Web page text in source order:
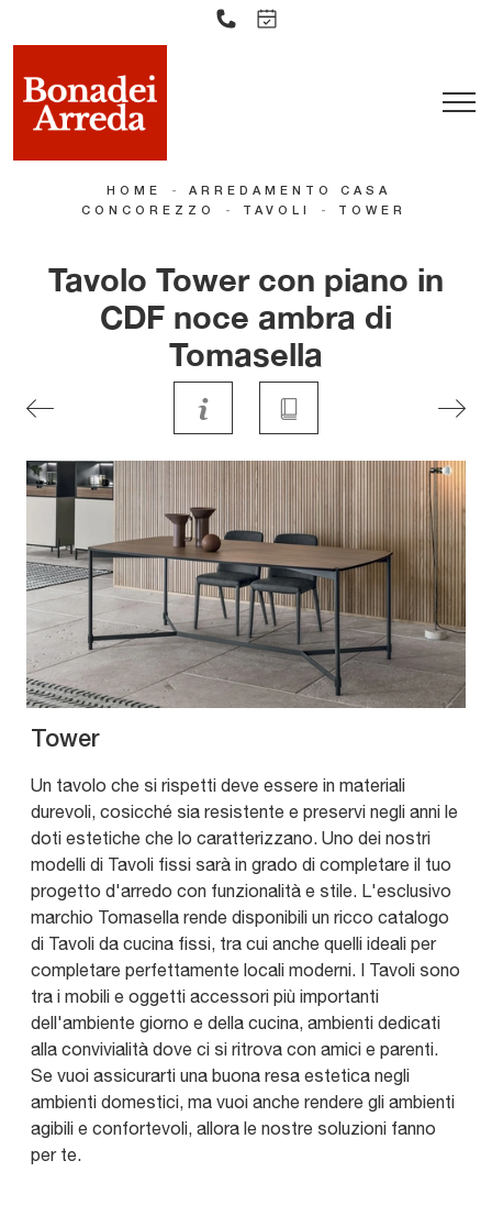
HOME -
ARREDAMENTO CASA
CONCOREZZO
- TAVOLI - TOWER
Tavolo Tower con piano in
CDF noce ambra di
Tomasella
Tower
Un tavolo che si rispetti deve essere in materiali
durevoli, cosicché sia resistente e preservi negli anni le
doti estetiche che lo caratterizzano. Uno dei nostri
modelli di Tavoli fissi sarà in grado di completare il tuo
progetto d'arredo con funzionalità e stile. L'esclusivo
marchio Tomasella rende disponibili un ricco catalogo
di Tavoli da cucina fissi, tra cui anche quelli ideali per
completare perfettamente locali moderni. I Tavoli sono
tra i mobili e oggetti accessori più importanti
dell'ambiente giorno e della cucina, ambienti dedicati
alla convivialità dove ci si ritrova con amici e parenti.
Se vuoi assicurarti una buona resa estetica negli
ambienti domestici, ma vuoi anche rendere gli ambienti
agibili e confortevoli, allora le nostre soluzioni fanno
per te.